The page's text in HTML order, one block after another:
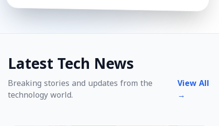
Latest Tech News
Breaking stories and updates from the
technology world.
View All
→